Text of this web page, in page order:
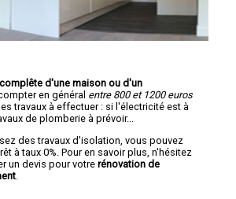
d'une maison ou d'un
en général entre 800 et 1200 euros
travaux à effectuer : si l'électricité est à
de plomberie à prévoir...
des travaux d'isolation, vous pouvez
à taux 0%. Pour en savoir plus, n'hésitez
un devis pour votre rénovation de